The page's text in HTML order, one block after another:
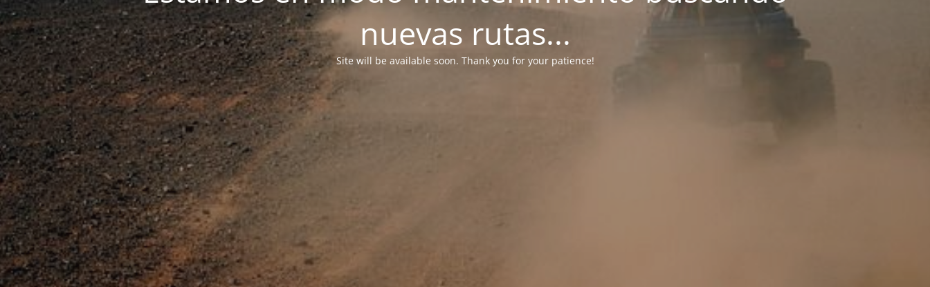
nuevas rutas...
Site will be available soon. Thank you for your patience!